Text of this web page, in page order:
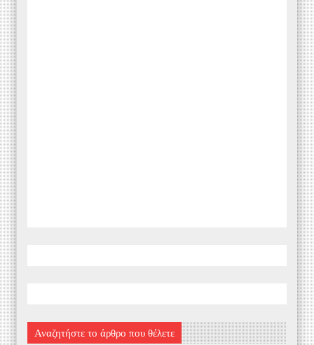
Αναζητήστε το άρθρο που θέλετε